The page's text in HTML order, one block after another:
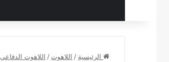
الرئيسية / اللاهوت / اللاهوت الدفاعي